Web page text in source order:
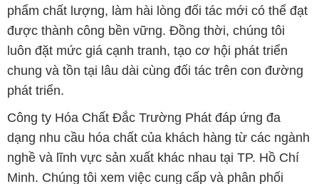
phẩm chất lượng, làm hài lòng đối tác mới có thể đạt
được thành công bền vững. Đồng thời, chúng tôi
luôn đặt mức giá cạnh tranh, tạo cơ hội phát triển
chung và tồn tại lâu dài cùng đối tác trên con đường
phát triển.
Công ty Hóa Chất Đắc Trường Phát đáp ứng đa
dạng nhu cầu hóa chất của khách hàng từ các ngành
nghề và lĩnh vực sản xuất khác nhau tại TP. Hồ Chí
Minh. Chúng tôi xem việc cung cấp và phân phối